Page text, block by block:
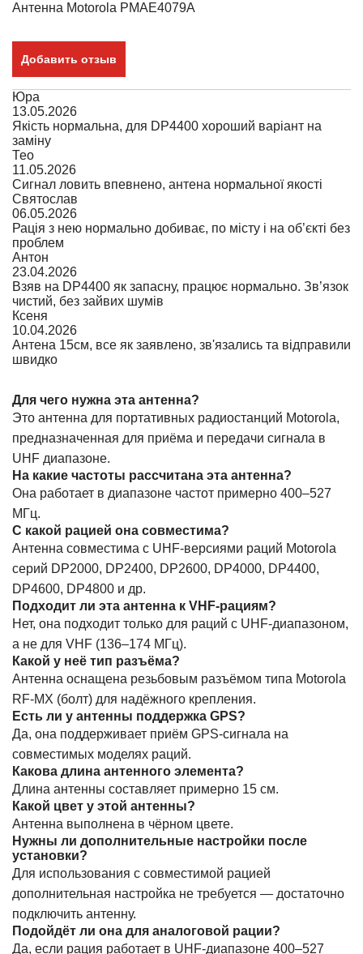
Антенна Motorola PMAE4079A
Добавить отзыв
Юра
13.05.2026
Якість нормальна, для DP4400 хороший варіант на
заміну
Тео
11.05.2026
Сигнал ловить впевнено, антена нормальної якості
Святослав
06.05.2026
Рація з нею нормально добиває, по місту і на об’єкті без
проблем
Антон
23.04.2026
Взяв на DP4400 як запасну, працює нормально. Зв’язок
чистий, без зайвих шумів
Ксеня
10.04.2026
Антена 15см, все як заявлено, зв'язались та відправили
швидко
Для чего нужна эта антенна?
Это антенна для портативных радиостанций Motorola,
предназначенная для приёма и передачи сигнала в
UHF диапазоне.
На какие частоты рассчитана эта антенна?
Она работает в диапазоне частот примерно 400–527
МГц.
С какой рацией она совместима?
Антенна совместима с UHF-версиями раций Motorola
серий DP2000, DP2400, DP2600, DP4000, DP4400,
DP4600, DP4800 и др.
Подходит ли эта антенна к VHF-рациям?
Нет, она подходит только для раций с UHF-диапазоном,
а не для VHF (136–174 МГц).
Какой у неё тип разъёма?
Антенна оснащена резьбовым разъёмом типа Motorola
RF-MX (болт) для надёжного крепления.
Есть ли у антенны поддержка GPS?
Да, она поддерживает приём GPS-сигнала на
совместимых моделях раций.
Какова длина антенного элемента?
Длина антенны составляет примерно 15 см.
Какой цвет у этой антенны?
Антенна выполнена в чёрном цвете.
Нужны ли дополнительные настройки после
установки?
Для использования с совместимой рацией
дополнительная настройка не требуется — достаточно
подключить антенну.
Подойдёт ли она для аналоговой рации?
Да, если рация работает в UHF-диапазоне 400–527